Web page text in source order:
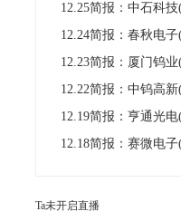
12.25简报：中石科
12.24简报：春秋电
12.23简报：厦门钨
12.22简报：中钨高
12.19简报：亨通光
12.18简报：赛微电
Ta未开启直播